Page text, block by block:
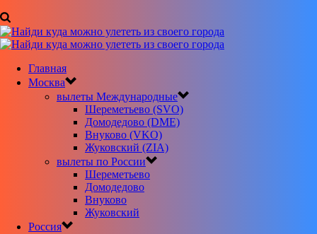
Главная
Москва
вылеты Международные
Шереметьево (SVO)
Домодедово (DME)
Внуково (VKO)
Жуковский (ZIA)
вылеты по России
Шереметьево
Домодедово
Внуково
Жуковский
Россия